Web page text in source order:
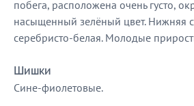
побега, расположена очень густо,
насыщенный зелёный цвет. Нижняя
серебристо-белая. Молодые
Шишки
Сине-фиолетовые.